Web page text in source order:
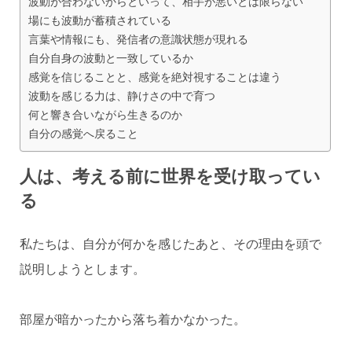
場にも波動が蓄積されている
言葉や情報にも、発信者の意識状態が現れる
自分自身の波動と一致しているか
感覚を信じることと、感覚を絶対視することは違う
波動を感じる力は、静けさの中で育つ
何と響き合いながら生きるのか
自分の感覚へ戻ること
人は、考える前に世界を受け取ってい
る
私たちは、自分が何かを感じたあと、その理由を頭で
説明しようとします。
部屋が暗かったから落ち着かなかった。